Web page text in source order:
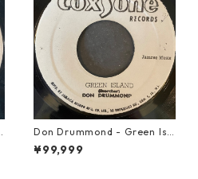
Don Drummond - Green Isl
and【7-22018】
¥99,999